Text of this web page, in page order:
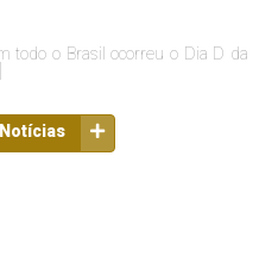
todo o Brasil ocorreu o Dia D da